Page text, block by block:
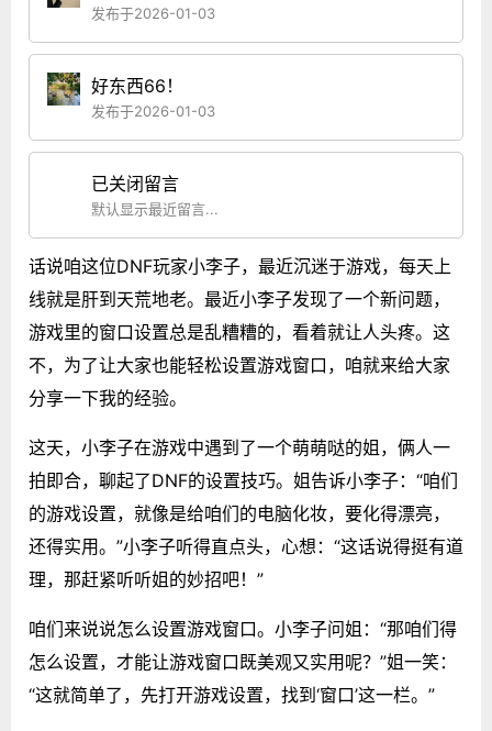
发布于2026-01-03
好东西66！
发布于2026-01-03
已关闭留言
默认显示最近留言...
话说咱这位DNF玩家小李子，最近沉迷于游戏，每天上
线就是肝到天荒地老。最近小李子发现了一个新问题，
游戏里的窗口设置总是乱糟糟的，看着就让人头疼。这
不，为了让大家也能轻松设置游戏窗口，咱就来给大家
分享一下我的经验。
这天，小李子在游戏中遇到了一个萌萌哒的姐，俩人一
拍即合，聊起了DNF的设置技巧。姐告诉小李子：“咱们
的游戏设置，就像是给咱们的电脑化妆，要化得漂亮，
还得实用。”小李子听得直点头，心想：“这话说得挺有道
理，那赶紧听听姐的妙招吧！”
咱们来说说怎么设置游戏窗口。小李子问姐：“那咱们得
怎么设置，才能让游戏窗口既美观又实用呢？”姐一笑：
“这就简单了，先打开游戏设置，找到‘窗口’这一栏。”